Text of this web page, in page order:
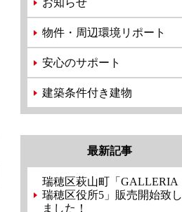
お知らせ
物件・周辺環境リポート
安心のサポート
建築条件付き建物
最新記事
瑞穂区萩山町「GALLERIA
瑞穂区役所5」販売開始致し
ました！